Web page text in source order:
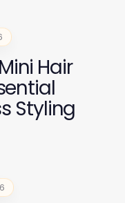
Hair
Styling